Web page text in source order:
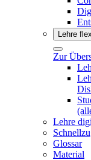
Lehre
Zur
Lehre
Glossar
Material